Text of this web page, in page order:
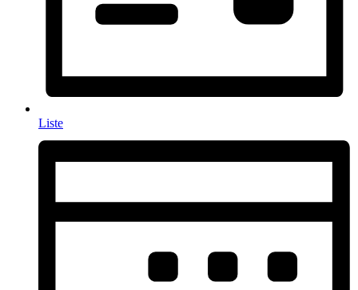
Liste